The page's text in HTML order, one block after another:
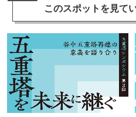
このスポットを見て